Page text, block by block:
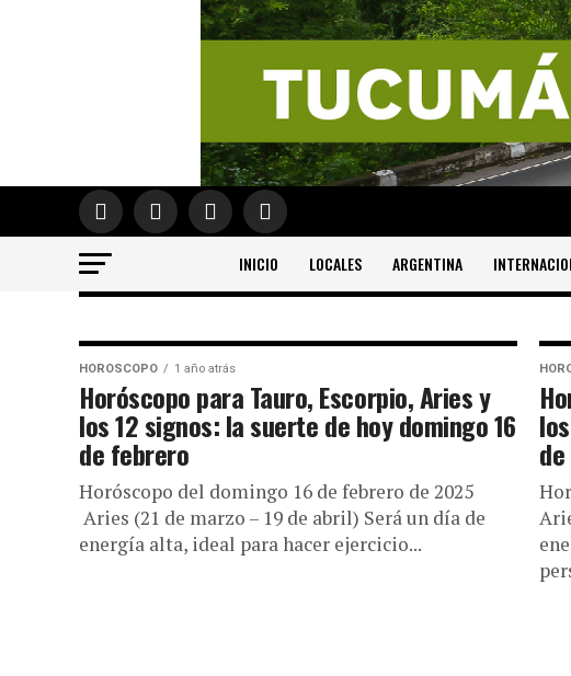
INICIO LOCALES ARGENTINA
HOROSCOPO
Horóscopo para
Leo, Libra y los 12
signos: la suerte
miércoles 16 de
HOROSCOPO 1 año atrás
Horóscopo para Tauro, Escorpio, Aries y
los 12 signos: la suerte de hoy domingo 16
de febrero
Horóscopo del domingo 16 de febrero de 2025
Aries (21 de marzo – 19 de abril) Será un día de
energía alta, ideal para hacer ejercicio...